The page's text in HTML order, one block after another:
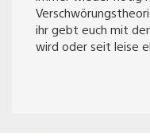
ihr gebt euch mit
wird oder seit leise